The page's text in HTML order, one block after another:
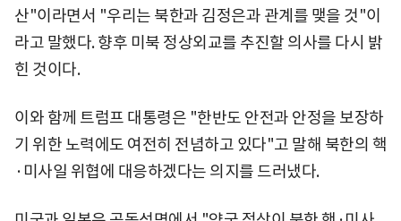
산"이라면서 "우리는 북한과 김정은과 관계를 맺을 것"이
라고 말했다. 향후 미북 정상외교를 추진할 의사를 다시 밝
힌 것이다.
이와 함께 트럼프 대통령은 "한반도 안전과 안정을 보장하
기 위한 노력에도 여전히 전념하고 있다"고 말해 북한의 핵
·미사일 위협에 대응하겠다는 의지를 드러냈다.